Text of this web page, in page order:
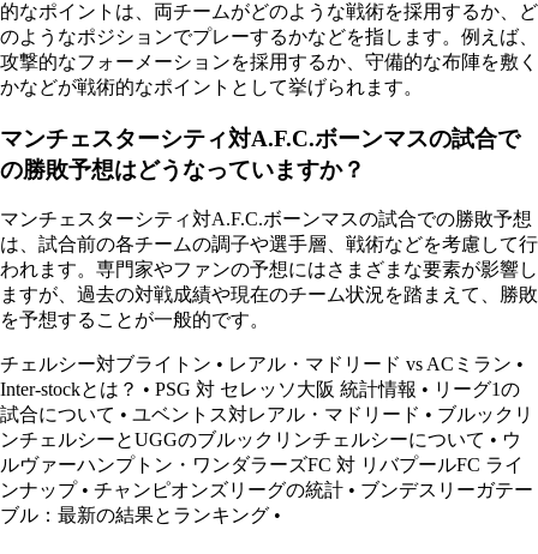
的なポイントは、両チームがどのような戦術を採用するか、ど
のようなポジションでプレーするかなどを指します。例えば、
攻撃的なフォーメーションを採用するか、守備的な布陣を敷く
かなどが戦術的なポイントとして挙げられます。
マンチェスターシティ対A.F.C.ボーンマスの試合で
の勝敗予想はどうなっていますか？
マンチェスターシティ対A.F.C.ボーンマスの試合での勝敗予想
は、試合前の各チームの調子や選手層、戦術などを考慮して行
われます。専門家やファンの予想にはさまざまな要素が影響し
ますが、過去の対戦成績や現在のチーム状況を踏まえて、勝敗
を予想することが一般的です。
チェルシー対ブライトン • レアル・マドリード vs ACミラン •
Inter-stockとは？ • PSG 対 セレッソ大阪 統計情報 • リーグ1の
試合について • ユベントス対レアル・マドリード • ブルックリ
ンチェルシーとUGGのブルックリンチェルシーについて • ウ
ルヴァーハンプトン・ワンダラーズFC 対 リバプールFC ライ
ンナップ • チャンピオンズリーグの統計 • ブンデスリーガテー
ブル：最新の結果とランキング •